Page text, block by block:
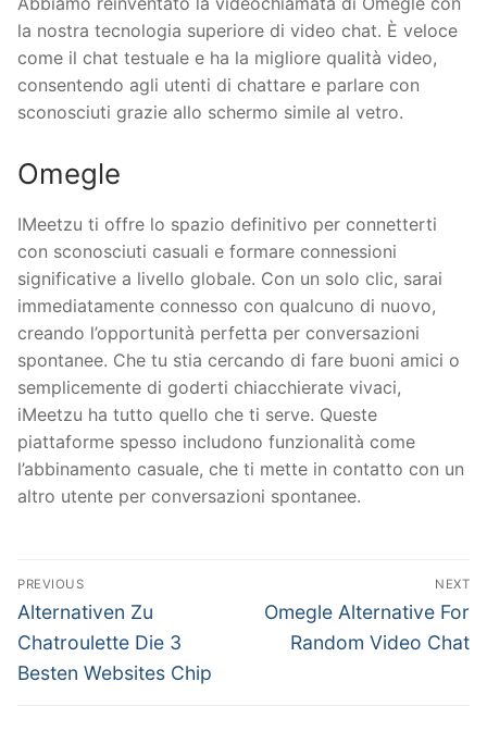
la nostra tecnologia superiore di video chat. È veloce
come il chat testuale e ha la migliore qualità video,
consentendo agli utenti di chattare e parlare con
sconosciuti grazie allo schermo simile al vetro.
Omegle
IMeetzu ti offre lo spazio definitivo per connetterti
con sconosciuti casuali e formare connessioni
significative a livello globale. Con un solo clic, sarai
immediatamente connesso con qualcuno di nuovo,
creando l’opportunità perfetta per conversazioni
spontanee. Che tu stia cercando di fare buoni amici o
semplicemente di goderti chiacchierate vivaci,
iMeetzu ha tutto quello che ti serve. Queste
piattaforme spesso includono funzionalità come
l’abbinamento casuale, che ti mette in contatto con un
altro utente per conversazioni spontanee.
文
章
導
覽
PREVIOUS
Previous
post:
Alternativen Zu
Chatroulette Die 3
Besten Websites Chip
NEXT
Next
post:
Omegle Alternative For
Random Video Chat